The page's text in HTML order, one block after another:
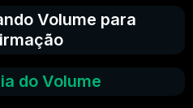
Volume para
do Volume